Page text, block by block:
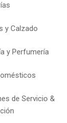
y Calzado
y Perfumería
de Servicio &